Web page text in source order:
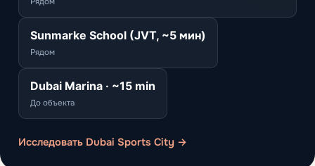
Sunmarke School (JVT, ~5 мин)
Рядом
Dubai Marina · ~15 min
До объекта
Исследовать Dubai Sports City →